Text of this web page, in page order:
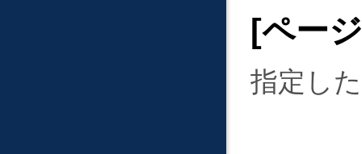
ページ
指定し